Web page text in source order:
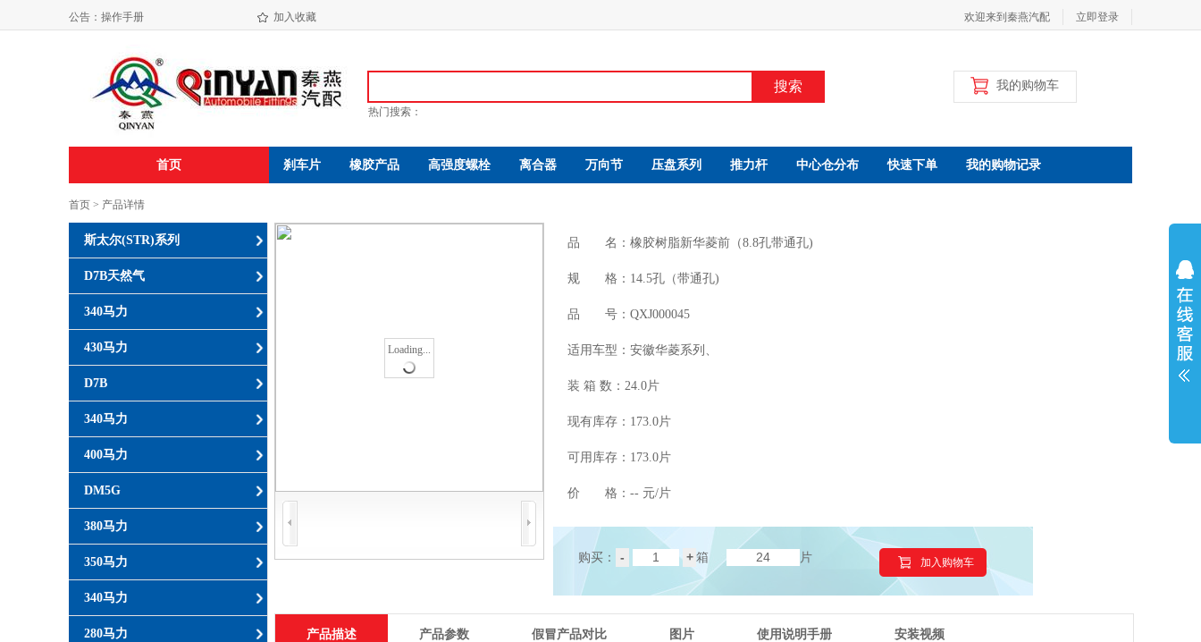
公告： 加入收藏 欢迎来到秦燕汽配 立即登录
我的购物车
搜索
热门搜索：
首页 刹车片 橡胶产品 高强度螺栓 离合器 万向节 压盘系列 推力杆 中心仓分布 快速下单 我的购物记录
首页 > 产品详情
斯太尔(STR)系列
D7B天然气
340马力
430马力
D7B
340马力
400马力
DM5G
380马力
350马力
340马力
280马力
Loading...
品 名： 橡胶树脂新华菱前（8.8孔带通孔)
规 格： 14.5孔（带通孔)
品 号： QXJ000045
适用车型： 安徽华菱系列、
装 箱 数： 24.0片
现有库存： 173.0片
可用库存： 173.0片
价 格： -- 元/片
购买： - + 箱 片 加入购物车
产品描述 产品参数 假冒产品对比 图片 使用说明手册 安装视频